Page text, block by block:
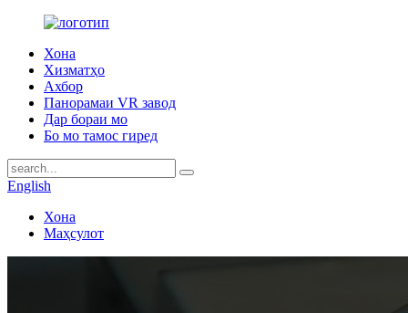
Хона
Хизматҳо
Ахбор
Панорамаи VR завод
Дар бораи мо
Бо мо тамос гиред
English
Хона
Маҳсулот